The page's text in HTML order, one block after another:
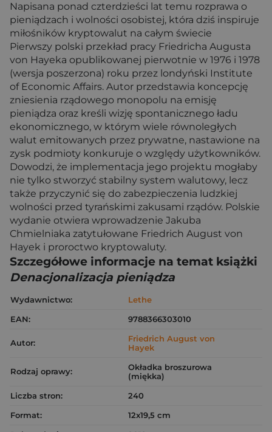
Napisana ponad czterdzieści lat temu rozprawa o
pieniądzach i wolności osobistej, która dziś inspiruje
miłośników kryptowalut na całym świecie
Pierwszy polski przekład pracy Friedricha Augusta
von Hayeka opublikowanej pierwotnie w 1976 i 1978
(wersja poszerzona) roku przez londyński Institute
of Economic Affairs. Autor przedstawia koncepcję
zniesienia rządowego monopolu na emisję
pieniądza oraz kreśli wizję spontanicznego ładu
ekonomicznego, w którym wiele równoległych
walut emitowanych przez prywatne, nastawione na
zysk podmioty konkuruje o względy użytkowników.
Dowodzi, że implementacja jego projektu mogłaby
nie tylko stworzyć stabilny system walutowy, lecz
także przyczynić się do zabezpieczenia ludzkiej
wolności przed tyrańskimi zakusami rządów. Polskie
wydanie otwiera wprowadzenie Jakuba
Chmielniaka zatytułowane Friedrich August von
Hayek i proroctwo kryptowaluty.
Szczegółowe informacje na temat książki
Denacjonalizacja pieniądza
Wydawnictwo:
Lethe
EAN:
9788366303010
Autor:
Friedrich August von
Hayek
Rodzaj oprawy:
Okładka broszurowa
(miękka)
Liczba stron:
240
Format:
12x19,5 cm